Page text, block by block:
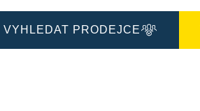
VYHLEDAT PRODEJCE